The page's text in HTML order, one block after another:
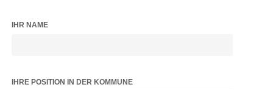
IHR NAME
IHRE POSITION IN DER KOMMUNE